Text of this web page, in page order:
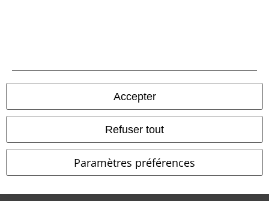
Accepter
Refuser tout
Paramètres préférences
Boutiques en ligne EMP